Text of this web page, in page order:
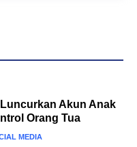
Akun Anak
Orang Tua
MEDIA